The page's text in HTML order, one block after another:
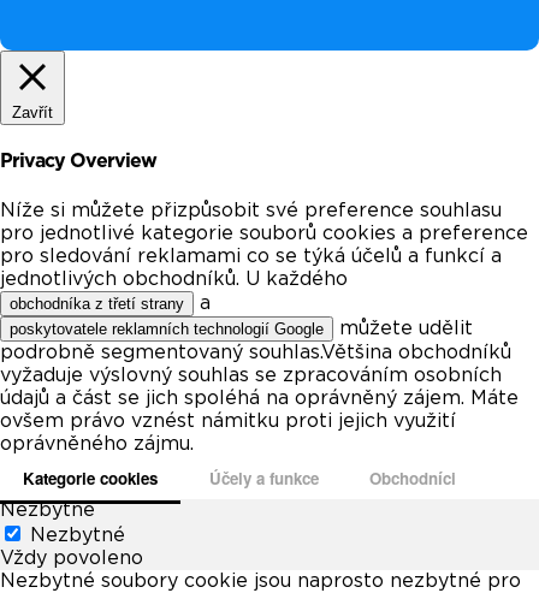
Zavřít
Privacy Overview
Níže si můžete přizpůsobit své preference souhlasu
pro jednotlivé kategorie souborů cookies a preference
pro sledování reklamami co se týká účelů a funkcí a
jednotlivých obchodníků. U každého
obchodníka z třetí strany a
poskytovatele reklamních technologií Google
můžete udělit
podrobně segmentovaný souhlas.Většina obchodníků
vyžaduje výslovný souhlas se zpracováním osobních
údajů a část se jich spoléhá na oprávněný zájem. Máte
ovšem právo vznést námitku proti jejich využití
oprávněného zájmu.
Kategorie cookies Účely a funkce Obchodníci
Nezbytné
Nezbytné
Vždy povoleno
Nezbytné soubory cookie jsou naprosto nezbytné pro